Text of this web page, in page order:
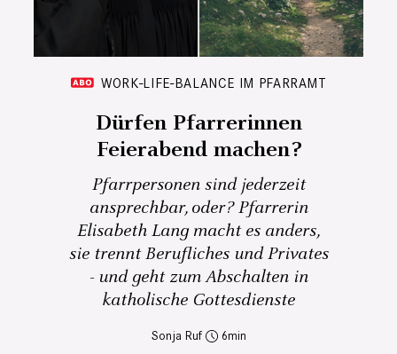
WORK-LIFE-BALANCE IM PFARRAMT
Dürfen Pfarrerinnen
Feierabend machen?
Pfarrpersonen sind jederzeit
ansprechbar, oder? Pfarrerin
Elisabeth Lang macht es anders,
sie trennt Berufliches und Privates
- und geht zum Abschalten in
katholische Gottesdienste
Sonja Ruf 6